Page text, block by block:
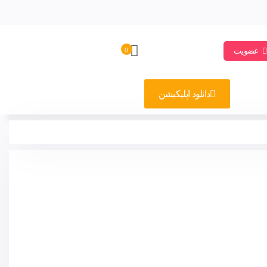
عضویت 0
دانلود اپلیکیشن